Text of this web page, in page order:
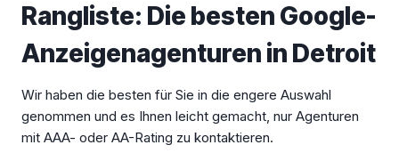
Rangliste: Die besten Google-
Anzeigenagenturen in Detroit
Wir haben die besten für Sie in die engere Auswahl
genommen und es Ihnen leicht gemacht, nur Agenturen
mit AAA- oder AA-Rating zu kontaktieren.